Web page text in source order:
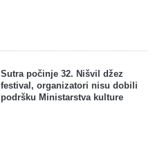
Sutra počinje 32. Nišvil džez
festival, organizatori nisu dobili
podršku Ministarstva kulture